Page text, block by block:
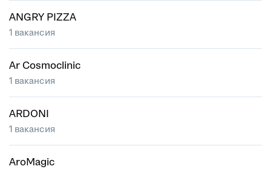
ANGRY PIZZA
1 вакансия
Ar Cosmoclinic
1 вакансия
ARDONI
1 вакансия
AroMagic